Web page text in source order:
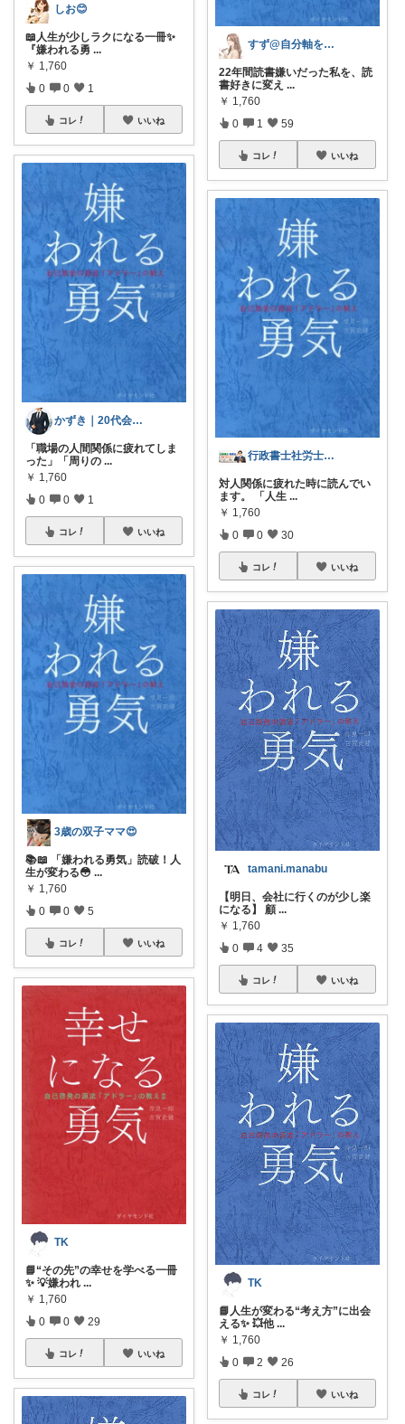
しお😊
📖人生が少しラクになる一冊✨
『嫌われる勇 ...
￥ 1,760
0 0 1
コレ いいね
かずき｜20代会社員の暮らし改善
「職場の人間関係に疲れてしま
った」「周りの ...
￥ 1,760
0 0 1
コレ いいね
3歳の双子ママ😍
📚📖 「嫌われる勇気」読破！人
生が変わる😳 ...
￥ 1,760
0 0 5
コレ いいね
TK
📘“その先”の幸せを学べる一冊
✨ 💡嫌われ ...
￥ 1,760
0 0 29
コレ いいね
すず@自分軸を手に入れるQOL爆上げ計画
22年間読書嫌いだった私を、読
書好きに変え ...
￥ 1,760
0 1 59
コレ いいね
行政書士社労士｜スイーツ手土産＆開業支援
対人関係に疲れた時に読んでい
ます。 「人生 ...
￥ 1,760
0 0 30
コレ いいね
tamani.manabu
【明日、会社に行くのが少し楽
になる】 顧 ...
￥ 1,760
0 4 35
コレ いいね
TK
📘人生が変わる“考え方”に出会
える✨ 💥他 ...
￥ 1,760
0 2 26
コレ いいね